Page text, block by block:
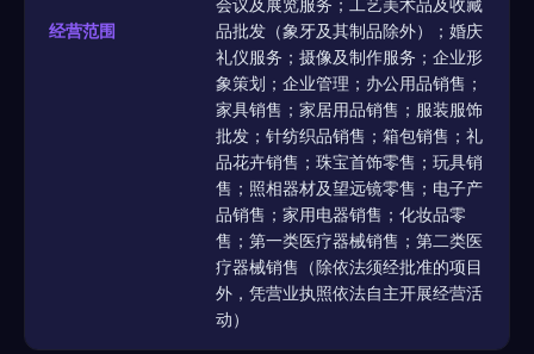
经营范围
会议及展览服务；工艺美术品及收藏
品批发（象牙及其制品除外）；婚庆
礼仪服务；摄像及制作服务；企业形
象策划；企业管理；办公用品销售；
家具销售；家居用品销售；服装服饰
批发；针纺织品销售；箱包销售；礼
品花卉销售；珠宝首饰零售；玩具销
售；照相器材及望远镜零售；电子产
品销售；家用电器销售；化妆品零
售；第一类医疗器械销售；第二类医
疗器械销售（除依法须经批准的项目
外，凭营业执照依法自主开展经营活
动）